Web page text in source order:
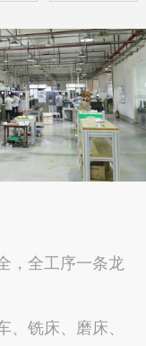
，全工序一条龙
铣床、磨床、